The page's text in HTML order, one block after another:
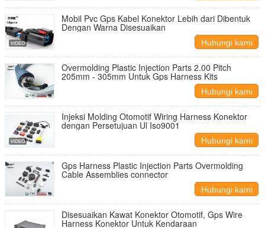
Mobil Pvc Gps Kabel Konektor Lebih dari Dibentuk
Dengan Warna Disesuaikan
Hubungi kami
Overmolding Plastic Injection Parts 2.00 Pitch
205mm - 305mm Untuk Gps Harness Kits
Hubungi kami
Injeksi Molding Otomotif Wiring Harness Konektor
dengan Persetujuan Ul Iso9001
Hubungi kami
Gps Harness Plastic Injection Parts Overmolding
Cable Assemblies connector
Hubungi kami
Disesuaikan Kawat Konektor Otomotif, Gps Wire
Harness Konektor Untuk Kendaraan